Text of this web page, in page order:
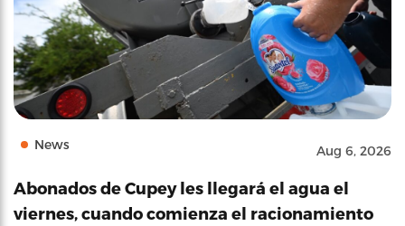
News Aug 6, 2026
Abonados de Cupey les llegará el agua el
viernes, cuando comienza el racionamiento